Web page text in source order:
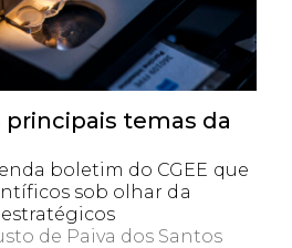
temas da
boletim do CGEE que
sob olhar da
de Paiva dos Santos